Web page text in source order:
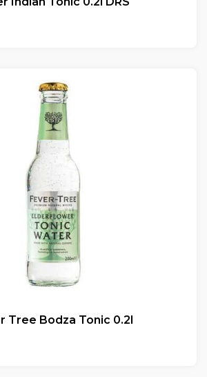
Tree Bodza Tonic 0.2l